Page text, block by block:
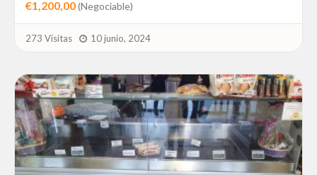
€1,200,00(Negociable)
273 Visitas 10 junio, 2024